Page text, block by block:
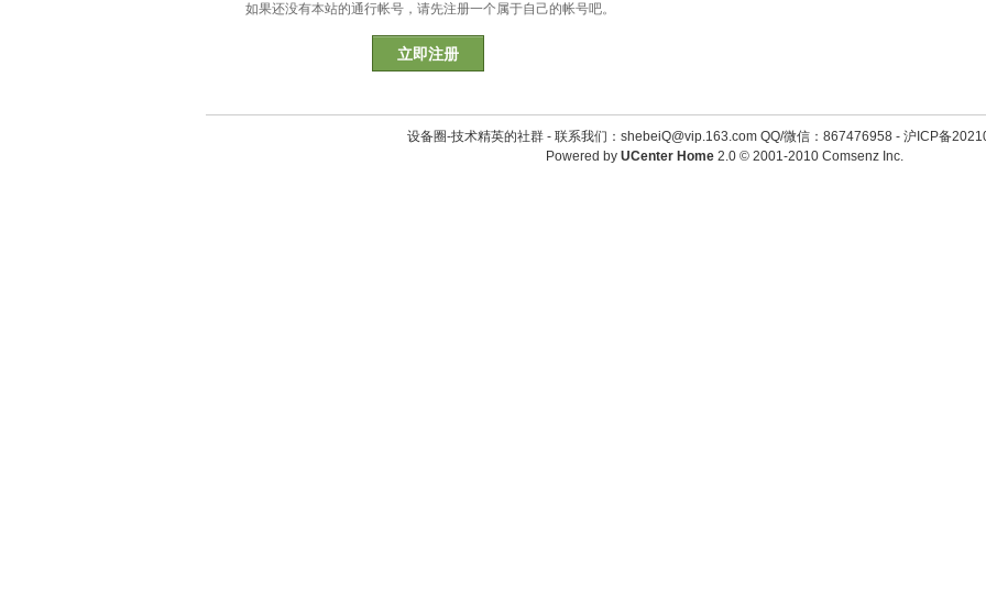
如果还没有本站的通行帐号，请先注册一个属于自己的帐号吧。
立即注册
设备圈-技术精英的社群 - 联系我们：shebeiQ@vip.163.com QQ/微信：867476958- 沪ICP备
Powered by UCenter Home 2.0© 2001-2010 Comsenz Inc.